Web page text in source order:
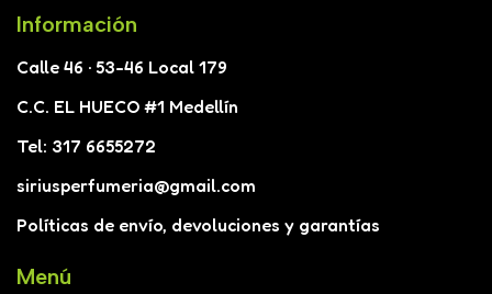
Información
Calle 46 · 53-46 Local 179
C.C. EL HUECO #1 Medellín
Tel: 317 6655272
siriusperfumeria@gmail.com
Políticas de envío, devoluciones y garantías
Menú